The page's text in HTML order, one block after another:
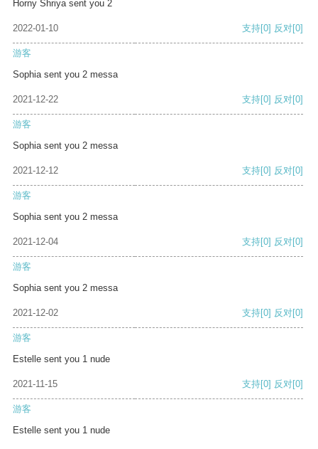
Horny Shriya sent you 2
2022-01-10 支持[0] 反对[0]
游客
Sophia sent you 2 messa
2021-12-22 支持[0] 反对[0]
游客
Sophia sent you 2 messa
2021-12-12 支持[0] 反对[0]
游客
Sophia sent you 2 messa
2021-12-04 支持[0] 反对[0]
游客
Sophia sent you 2 messa
2021-12-02 支持[0] 反对[0]
游客
Estelle sent you 1 nude
2021-11-15 支持[0] 反对[0]
游客
Estelle sent you 1 nude